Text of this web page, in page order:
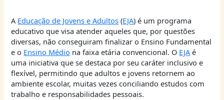
A Educação de Jovens e Adultos (EJA) é um programa
educativo que visa atender aqueles que, por questões
diversas, não conseguiram finalizar o Ensino Fundamental
e o Ensino Médio na faixa etária convencional. O EJAé
uma iniciativa que se destaca por seu caráter inclusivo e
flexível, permitindo que adultos e jovens retornem ao
ambiente escolar, muitas vezes conciliando estudos com
trabalho e responsabilidades pessoais.